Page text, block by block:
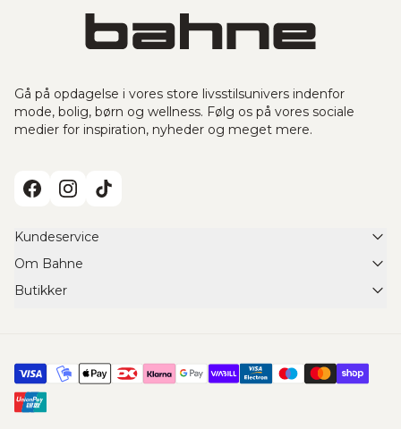
Gå på opdagelse i vores store livsstilsunivers indenfor
mode, bolig, børn og wellness. Følg os på vores sociale
medier for inspiration, nyheder og meget mere.
Kundeservice
FAQ
Retur- & bytteservice
Handelsbetingelser
Fragt
Om Bahne
Om Bahne
Vareinformation
Butikker
Shared Shopping
Tilmeld dig nyhedsbrev